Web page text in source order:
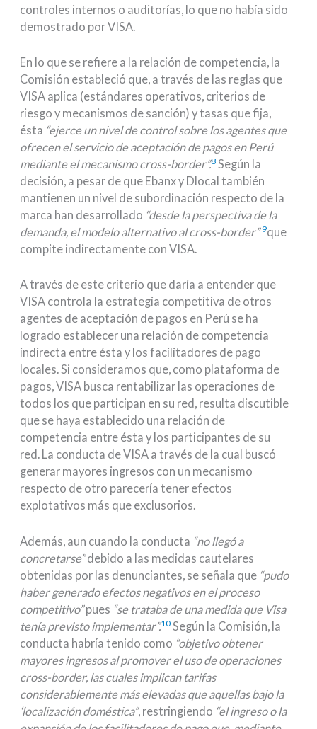
controles internos o auditorías, lo que no había sido
demostrado por VISA.
En lo que se refiere a la relación de competencia, la
Comisión estableció que, a través de las reglas que
VISA aplica (estándares operativos, criterios de
riesgo y mecanismos de sanción) y tasas que fija,
ésta “ejerce un nivel de control sobre los agentes que
ofrecen el servicio de aceptación de pagos en Perú
mediante el mecanismo cross-border”.8Según la
decisión, a pesar de que Ebanx y Dlocal también
mantienen un nivel de subordinación respecto de la
marca han desarrollado “desde la perspectiva de la
demanda, el modelo alternativo al cross-border”9que
compite indirectamente con VISA.
A través de este criterio que daría a entender que
VISA controla la estrategia competitiva de otros
agentes de aceptación de pagos en Perú se ha
logrado establecer una relación de competencia
indirecta entre ésta y los facilitadores de pago
locales. Si consideramos que, como plataforma de
pagos, VISA busca rentabilizar las operaciones de
todos los que participan en su red, resulta discutible
que se haya establecido una relación de
competencia entre ésta y los participantes de su
red. La conducta de VISA a través de la cual buscó
generar mayores ingresos con un mecanismo
respecto de otro parecería tener efectos
explotativos más que exclusorios.
Además, aun cuando la conducta “no llegó a
concretarse”debido a las medidas cautelares
obtenidas por las denunciantes, se señala que “pudo
haber generado efectos negativos en el proceso
competitivo”pues “se trataba de una medida que Visa
tenía previsto implementar”.10 Según la Comisión, la
conducta habría tenido como “objetivo obtener
mayores ingresos al promover el uso de operaciones
cross-border, las cuales implican tarifas
considerablemente más elevadas que aquellas bajo la
‘localización doméstica”, restringiendo “el ingreso o la